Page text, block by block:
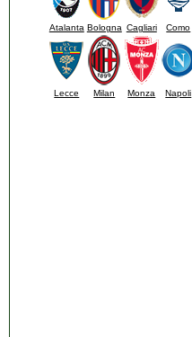
Atalanta Bologna Cagliari Como
Lecce Milan Monza Napoli